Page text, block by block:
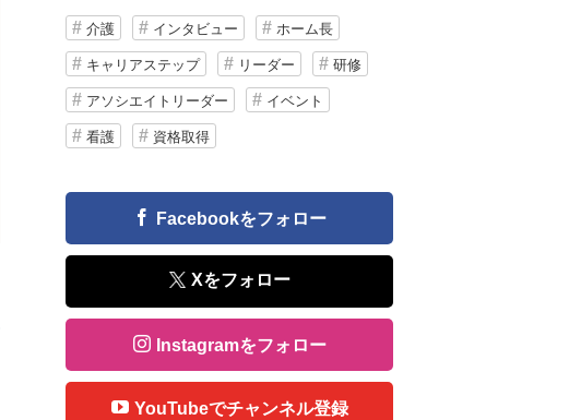
介護 インタビュー ホーム長
キャリアステップ リーダー 研修
アソシエイトリーダー イベント
看護 資格取得
Facebookをフォロー
Xをフォロー
Instagramをフォロー
YouTubeでチャンネル登録